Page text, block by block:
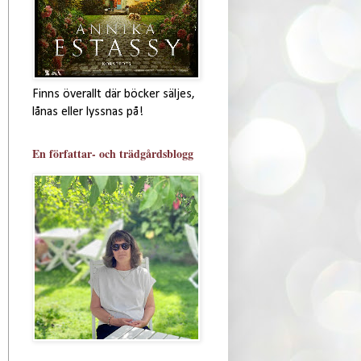
Finns överallt där böcker säljes,
lånas eller lyssnas på!
En författar- och trädgårdsblogg